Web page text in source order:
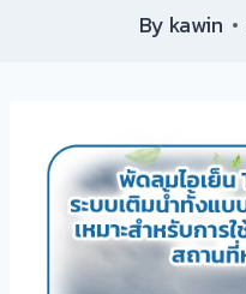
By kawin